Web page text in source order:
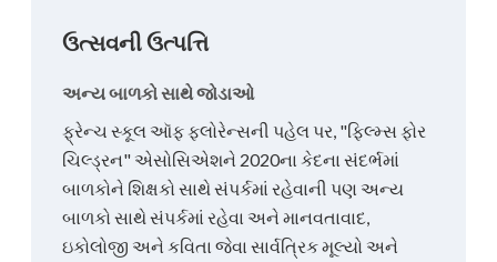
ઉત્સવની ઉત્પત્તિ
અન્ય બાળકો સાથે જોડાઓ
ફ્રેન્ચ સ્કૂલ ઑફ ફ્લોરેન્સની પહેલ પર, "ફિલ્મ્સ ફોર
ચિલ્ડ્રન" એસોસિએશને 2020ના કેદના સંદર્ભમાં
બાળકોને શિક્ષકો સાથે સંપર્કમાં રહેવાની પણ અન્ય
બાળકો સાથે સંપર્કમાં રહેવા અને માનવતાવાદ,
ઇકોલોજી અને કવિતા જેવા સાર્વત્રિક મૂલ્યો અને